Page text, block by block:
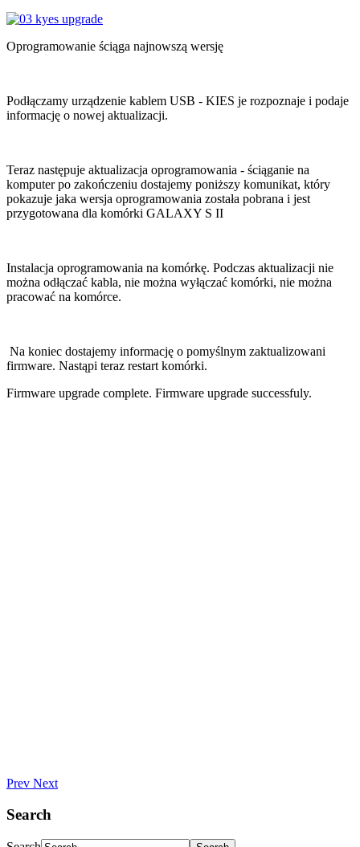
Oprogramowanie ściąga najnowszą wersję
Podłączamy urządzenie kablem USB - KIES je rozpoznaje i podaje
informację o nowej aktualizacji.
Teraz następuje aktualizacja oprogramowania - ściąganie na
komputer po zakończeniu dostajemy poniższy komunikat, który
pokazuje jaka wersja oprogramowania została pobrana i jest
przygotowana dla komórki GALAXY S II
Instalacja oprogramowania na komórkę. Podczas aktualizacji nie
można odłączać kabla, nie można wyłączać komórki, nie można
pracować na komórce.
Na koniec dostajemy informację o pomyślnym zaktualizowani
firmware. Nastąpi teraz restart komórki.
Firmware upgrade complete. Firmware upgrade successfuly.
Prev Next
Search